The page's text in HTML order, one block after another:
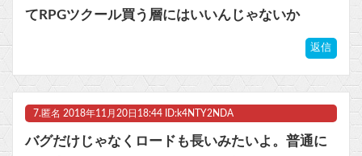
てRPGツクール買う層にはいいんじゃないか
返信
7. 匿名 2018年11月20日18:44 ID:k4NTY2NDA
バグだけじゃなくロードも長いみたいよ。普通に